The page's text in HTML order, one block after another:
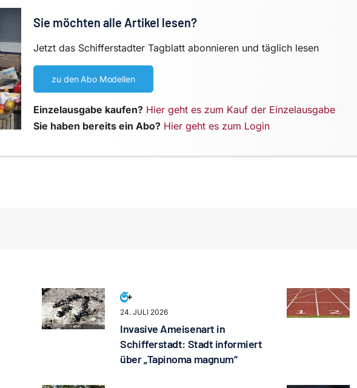
Sie möchten alle Artikel lesen?
Jetzt das Schifferstadter Tagblatt abonnieren und täglich lesen
zu den Abo Modellen
Einzelausgabe kaufen? Hier geht es zum Kauf der Einzelausgabe
Sie haben bereits ein Abo? Hier geht es zum Login
24. JULI 2026
Invasive Ameisenart in
Schifferstadt: Stadt informiert
über „Tapinoma magnum“